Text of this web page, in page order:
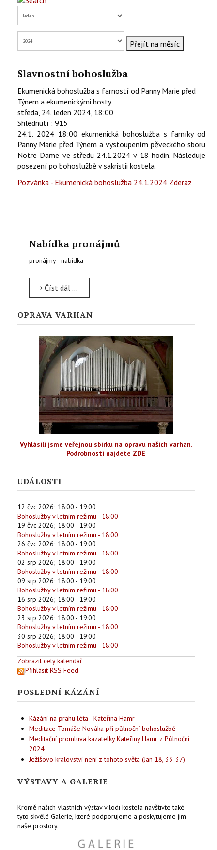
KONTAKTY
EN
Přejít na měsíc
Slavnostní bohoslužba
Ekumenická bohoslužba s farností od Panny Marie před
Týnem a ekumenickými hosty.
středa, 24. leden 2024, 18:00
Shlédnutí : 915
24.1. 2024 18:00 ekumenická bohoslužba s farníky od
Panny Marie před Týnem a vystoupením pěveckého sboru
Notre Dame ve středu 24.1.2024 v 18 hodin. Následuje
posezení po bohoslužbě v sakristii kostela.
Pozvánka - Ekumenická bohoslužba 24.1.2024 Zderaz
Nabídka pronájmů
pronájmy - nabídka
Číst dál …
OPRAVA VARHAN
Vyhlásili jsme veřejnou sbírku na opravu našich varhan.
Podrobnosti najdete ZDE
UDÁLOSTI
12 čvc 2026; 18:00 - 19:00
Bohoslužby v letním režimu - 18:00
19 čvc 2026; 18:00 - 19:00
Bohoslužby v letním režimu - 18:00
26 čvc 2026; 18:00 - 19:00
Bohoslužby v letním režimu - 18:00
02 srp 2026; 18:00 - 19:00
Bohoslužby v letním režimu - 18:00
09 srp 2026; 18:00 - 19:00
Bohoslužby v letním režimu - 18:00
16 srp 2026; 18:00 - 19:00
Bohoslužby v letním režimu - 18:00
23 srp 2026; 18:00 - 19:00
Bohoslužby v letním režimu - 18:00
30 srp 2026; 18:00 - 19:00
Bohoslužby v letním režimu - 18:00
Zobrazit celý kalendář
Přihlásit RSS Feed
POSLEDNÍ KÁZÁNÍ
Kázání na prahu léta - Kateřina Hamr
Meditace Tomáše Nováka při půlnoční bohoslužbě
Meditační promluva kazatelky Kateřiny Hamr z Půlnoční
2024
Ježíšovo království není z tohoto světa (Jan 18, 33-37)
VÝSTAVY A GALERIE
Kromě našich vlastních výstav v lodi kostela navštivte také
tyto skvělé Galerie, které podporujeme a poskytujeme jim
naše prostory.